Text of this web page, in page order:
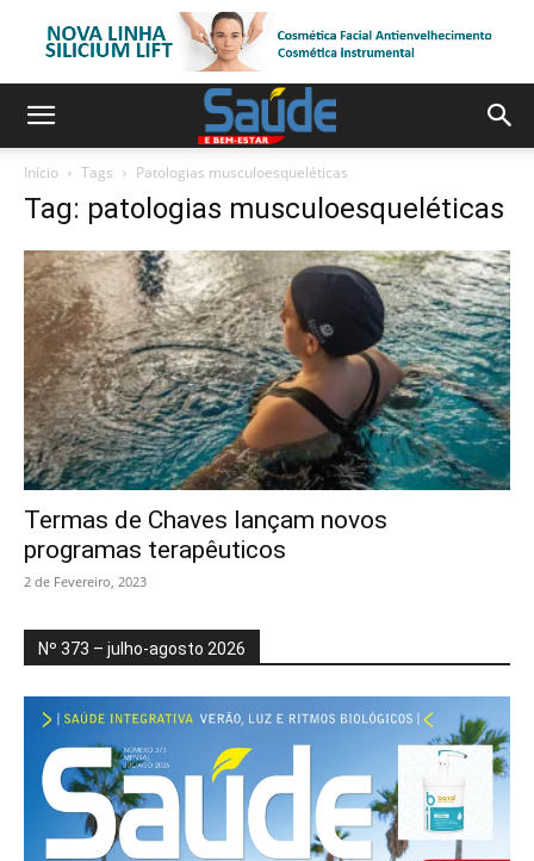
Início Tags Patologias musculoesqueléticas
Tag: patologias musculoesqueléticas
Termas de Chaves lançam novos
programas terapêuticos
2 de Fevereiro, 2023
Nº 373 – julho-agosto 2026